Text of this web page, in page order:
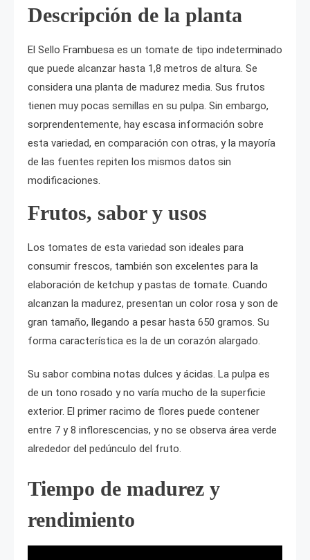
Descripción de la planta
El Sello Frambuesa es un tomate de tipo indeterminado
que puede alcanzar hasta 1,8 metros de altura. Se
considera una planta de madurez media. Sus frutos
tienen muy pocas semillas en su pulpa. Sin embargo,
sorprendentemente, hay escasa información sobre
esta variedad, en comparación con otras, y la mayoría
de las fuentes repiten los mismos datos sin
modificaciones.
Frutos, sabor y usos
Los tomates de esta variedad son ideales para
consumir frescos, también son excelentes para la
elaboración de ketchup y pastas de tomate. Cuando
alcanzan la madurez, presentan un color rosa y son de
gran tamaño, llegando a pesar hasta 650 gramos. Su
forma característica es la de un corazón alargado.
Su sabor combina notas dulces y ácidas. La pulpa es
de un tono rosado y no varía mucho de la superficie
exterior. El primer racimo de flores puede contener
entre 7 y 8 inflorescencias, y no se observa área verde
alrededor del pedúnculo del fruto.
Tiempo de madurez y
rendimiento